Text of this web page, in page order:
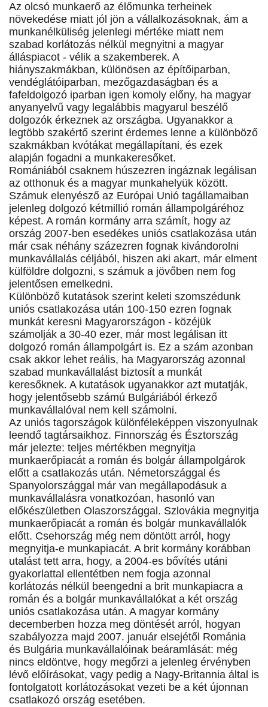
Az olcsó munkaerő az élőmunka terheinek
növekedése miatt jól jön a vállalkozásoknak, ám a
munkanélküliség jelenlegi mértéke miatt nem
szabad korlátozás nélkül megnyitni a magyar
álláspiacot - vélik a szakemberek. A
hiányszakmákban, különösen az építőiparban,
vendéglátóiparban, mezőgazdaságban és a
fafeldolgozó iparban igen komoly előny, ha magyar
anyanyelvű vagy legalábbis magyarul beszélő
dolgozók érkeznek az országba. Ugyanakkor a
legtöbb szakértő szerint érdemes lenne a különböző
szakmákban kvótákat megállapítani, és ezek
alapján fogadni a munkakeresőket.
Romániából csaknem húszezren ingáznak legálisan
az otthonuk és a magyar munkahelyük között.
Számuk elenyésző az Európai Unió tagállamaiban
jelenleg dolgozó kétmillió román állampolgáréhoz
képest. A román kormány arra számít, hogy az
ország 2007-ben esedékes uniós csatlakozása után
már csak néhány százezren fognak kivándorolni
munkavállalás céljából, hiszen aki akart, már elment
külföldre dolgozni, s számuk a jövőben nem fog
jelentősen emelkedni.
Különböző kutatások szerint keleti szomszédunk
uniós csatlakozása után 100-150 ezren fognak
munkát keresni Magyarországon - közéjük
számolják a 30-40 ezer, már most legálisan itt
dolgozó román állampolgárt is. Ez a szám azonban
csak akkor lehet reális, ha Magyarország azonnal
szabad munkavállalást biztosít a munkát
keresőknek. A kutatások ugyanakkor azt mutatják,
hogy jelentősebb számú Bulgáriából érkező
munkavállalóval nem kell számolni.
Az uniós tagországok különféleképpen viszonyulnak
leendő tagtársaikhoz. Finnország és Észtország
már jelezte: teljes mértékben megnyitja
munkaerőpiacát a román és bolgár állampolgárok
előtt a csatlakozás után. Németországgal és
Spanyolországgal már van megállapodásuk a
munkavállalásra vonatkozóan, hasonló van
előkészületben Olaszországgal. Szlovákia megnyitja
munkaerőpiacát a román és bolgár munkavállalók
előtt. Csehország még nem döntött arról, hogy
megnyitja-e munkapiacát. A brit kormány korábban
utalást tett arra, hogy, a 2004-es bővítés utáni
gyakorlattal ellentétben nem fogja azonnal
korlátozás nélkül beengedni a brit munkapiacra a
román és a bolgár munkavállalókat a két ország
uniós csatlakozása után. A magyar kormány
decemberben hozza meg döntését arról, hogyan
szabályozza majd 2007. január elsejétől Románia
és Bulgária munkavállalóinak beáramlását: még
nincs eldöntve, hogy megőrzi a jelenleg érvényben
lévő előírásokat, vagy pedig a Nagy-Britannia által is
fontolgatott korlátozásokat vezeti be a két újonnan
csatlakozó ország esetében.